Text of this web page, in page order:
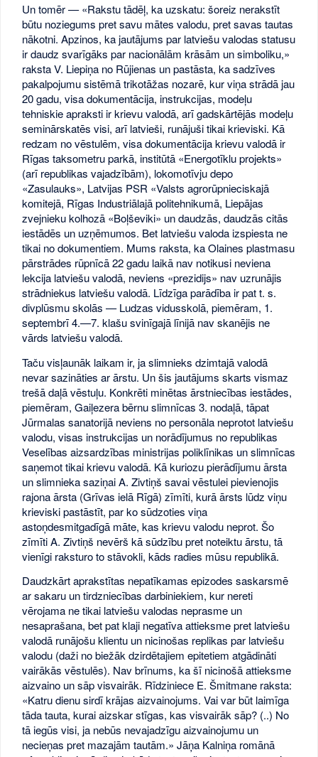
Un tomēr — «Rakstu tādēļ, ka uzskatu: šoreiz nerakstīt
būtu noziegums pret savu mātes valodu, pret savas tautas
nākotni. Apzinos, ka jautājums par latviešu valodas statusu
ir daudz svarīgāks par nacionālām krāsām un simboliku,»
raksta V. Liepiņa no Rūjienas un pastāsta, ka sadzīves
pakalpojumu sistēmā trikotāžas nozarē, kur viņa strādā jau
20 gadu, visa dokumentācija, instrukcijas, modeļu
tehniskie apraksti ir krievu valodā, arī gadskārtējās modeļu
seminārskatēs visi, arī latvieši, runājuši tikai krieviski. Kā
redzam no vēstulēm, visa dokumentācija krievu valodā ir
Rīgas taksometru parkā, institūtā «Energotīklu projekts»
(arī republikas vajadzībām), lokomotīvju depo
«Zasulauks», Latvijas PSR «Valsts agrorūpnieciskajā
komitejā, Rīgas Industriālajā politehnikumā, Liepājas
zvejnieku kolhozā «Boļševiki» un daudzās, daudzās citās
iestādēs un uzņēmumos. Bet latviešu valoda izspiesta ne
tikai no dokumentiem. Mums raksta, ka Olaines plastmasu
pārstrādes rūpnīcā 22 gadu laikā nav notikusi neviena
lekcija latviešu valodā, neviens «prezidijs» nav uzrunājis
strādniekus latviešu valodā. Līdzīga parādība ir pat t. s.
divplūsmu skolās — Ludzas vidusskolā, piemēram, 1.
septembrī 4.—7. klašu svinīgajā līnijā nav skanējis ne
vārds latviešu valodā.
Taču visļaunāk laikam ir, ja slimnieks dzimtajā valodā
nevar sazināties ar ārstu. Un šis jautājums skarts vismaz
trešā daļā vēstuļu. Konkrēti minētas ārstniecības iestādes,
piemēram, Gaiļezera bērnu slimnīcas 3. nodaļā, tāpat
Jūrmalas sanatorijā neviens no personāla neprotot latviešu
valodu, visas instrukcijas un norādījumus no republikas
Veselības aizsardzības ministrijas poliklīnikas un slimnīcas
saņemot tikai krievu valodā. Kā kuriozu pierādījumu ārsta
un slimnieka saziņai A. Zivtiņš savai vēstulei pievienojis
rajona ārsta (Grīvas ielā Rīgā) zīmīti, kurā ārsts lūdz viņu
krieviski pastāstīt, par ko sūdzoties viņa
astoņdesmitgadīgā māte, kas krievu valodu neprot. Šo
zīmīti A. Zivtiņš nevērš kā sūdzību pret noteiktu ārstu, tā
vienīgi raksturo to stāvokli, kāds radies mūsu republikā.
Daudzkārt aprakstītas nepatīkamas epizodes saskarsmē
ar sakaru un tirdzniecības darbiniekiem, kur nereti
vērojama ne tikai latviešu valodas neprasme un
nesaprašana, bet pat klaji negatīva attieksme pret latviešu
valodā runājošu klientu un nicinošas replikas par latviešu
valodu (daži no biežāk dzirdētajiem epitetiem atgādināti
vairākās vēstulēs). Nav brīnums, ka šī nicinošā attieksme
aizvaino un sāp visvairāk. Rīdziniece E. Šmitmane raksta:
«Katru dienu sirdī krājas aizvainojums. Vai var būt laimīga
tāda tauta, kurai aizskar stīgas, kas visvairāk sāp? (..) No
tā iegūs visi, ja nebūs nevajadzīgu aizvainojumu un
necieņas pret mazajām tautām.» Jāņa Kalniņa romānā